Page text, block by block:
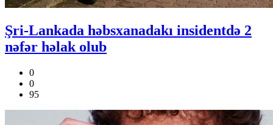
Şri-Lankada həbsxanadakı insidentdə 2
nəfər həlak olub
0
0
95